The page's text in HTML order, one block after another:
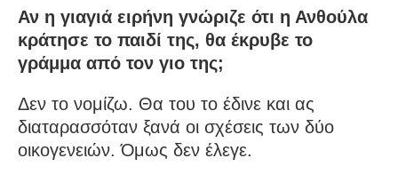
Αν η γιαγιά ειρήνη γνώριζε ότι η Ανθούλα
κράτησε το παιδί της, θα έκρυβε το
γράμμα από τον γιο της;
Δεν το νομίζω. Θα του το έδινε και ας
διαταρασσόταν ξανά οι σχέσεις των δύο
οικογενειών. Όμως δεν έλεγε.